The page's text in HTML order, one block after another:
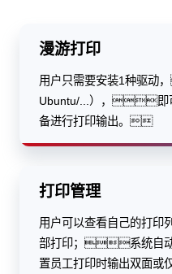
漫游打印
用户只需要安装1种驱
Ubuntu/...），即
备进行打印输出。
打印管理
用户可以查看自己的打
部打印；系统自
置员工打印时输出双面